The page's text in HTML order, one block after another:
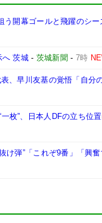
開幕ゴールと飛躍のシー
へ 茨城 - 茨城新聞 - 7時
、早川友基の覚悟「自
枚”、日本人DFの立ち
け弾”「これぞ9番」「興